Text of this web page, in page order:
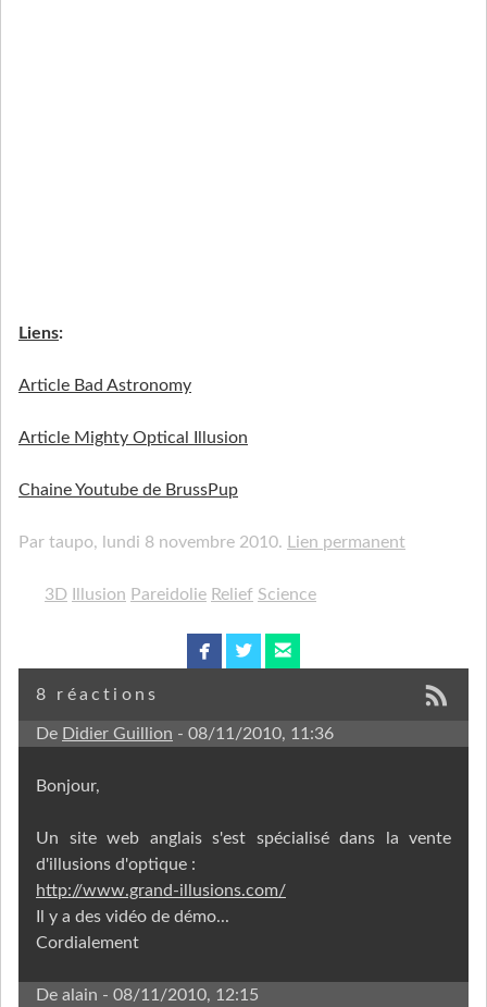
Liens:
Article Bad Astronomy
Article Mighty Optical Illusion
Chaine Youtube de BrussPup
Par taupo, lundi 8 novembre 2010. Lien permanent
3D Illusion Pareidolie Relief Science
facebook twitterbird email
8 réactions
De Didier Guillion - 08/11/2010, 11:36
Bonjour,
Un site web anglais s'est spécialisé dans la vente
d'illusions d'optique :
http://www.grand-illusions.com/
Il y a des vidéo de démo...
Cordialement
De alain - 08/11/2010, 12:15